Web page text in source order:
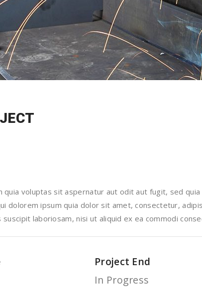
quia voluptas sit aspernatur aut odit aut fugit, sed
dolorem ipsum quia dolor sit amet, consectetur,
laboriosam, nisi ut aliquid ex ea commodi
Project End
In Progress